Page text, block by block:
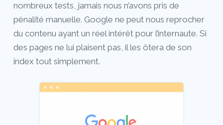
nombreux tests, jamais nous n’avons pris de
pénalité manuelle. Google ne peut nous reprocher
du contenu ayant un réel intérêt pour l’internaute. Si
des pages ne lui plaisent pas, il les ôtera de son
index tout simplement.